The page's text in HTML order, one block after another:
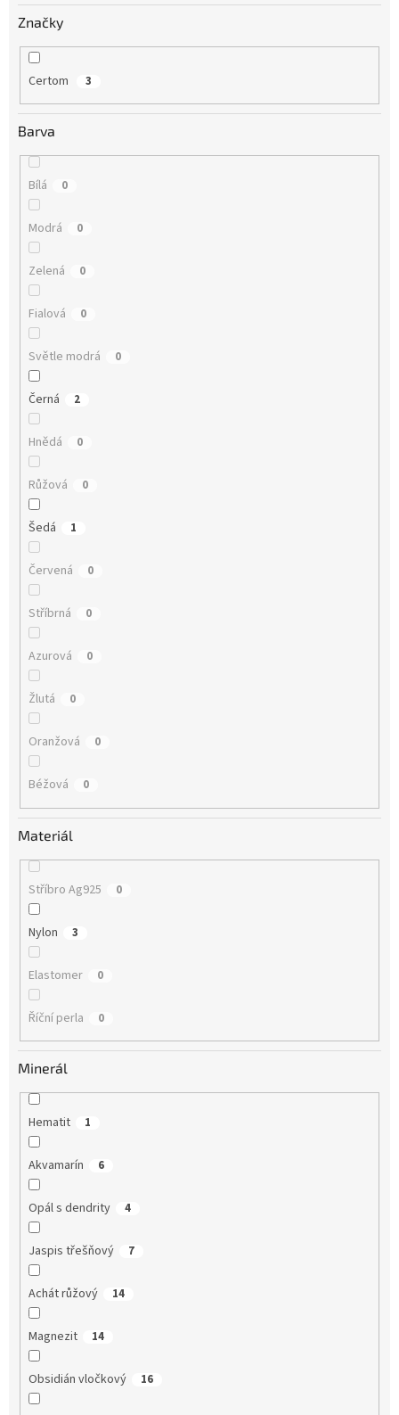
Značky
Certom 3
Barva
Bílá 0
Modrá 0
Zelená 0
Fialová 0
Světle modrá 0
Černá 2
Hnědá 0
Růžová 0
Šedá 1
Červená 0
Stříbrná 0
Azurová 0
Žlutá 0
Oranžová 0
Béžová 0
Materiál
Stříbro Ag925 0
Nylon 3
Elastomer 0
Říční perla 0
Minerál
Hematit 1
Akvamarín 6
Opál s dendrity 4
Jaspis třešňový 7
Achát růžový 14
Magnezit 14
Obsidián vločkový 16